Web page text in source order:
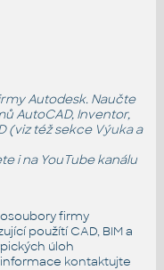
Autodesk. Naučte
AutoCAD, Inventor,
(viz též sekce Výukaa
i na YouTube kanálu
firmy
použítí CAD, BIM a
úloh
kontaktujte